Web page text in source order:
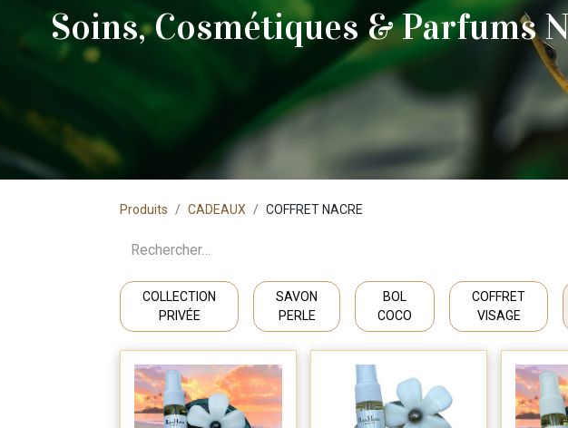
Soins, Cosmétiques & Parfums
Produits CADEAUX COFFRET NACRE
COLLECTION
PRIVÉE
SAVON
PERLE
BOL
COCO
COFFRET
VISAGE